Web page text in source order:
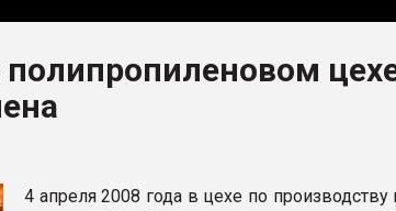
рынке
4 апреля 2008 года в цехе по производству